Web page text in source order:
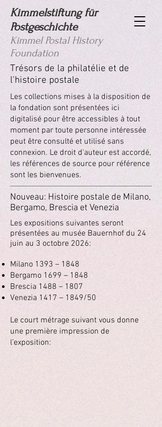
Kimmelstiftung für
Postgeschichte
Kimmel Postal History
Foundation
Trésors de la philatélie et de
l'histoire postale
Les collections mises à la disposition de
la fondation sont présentées ici
digitalisé pour être accessibles à tout
moment par toute personne intéressée
peut être consulté et utilisé sans
connexion. Le droit d'auteur est accordé,
les références de source pour référence
sont les bienvenues.
Nouveau: Histoire postale de Milano,
Bergamo, Brescia et Venezia
Les expositions suivantes seront
présentées au musée Bauernhof du 24
juin au 3 octobre 2026:
Milano 1393 – 1848
Bergamo 1699 – 1848
Brescia 1488 – 1807
Venezia 1417 – 1849/50
Le court métrage suivant vous donne
une première impression de
l’exposition: